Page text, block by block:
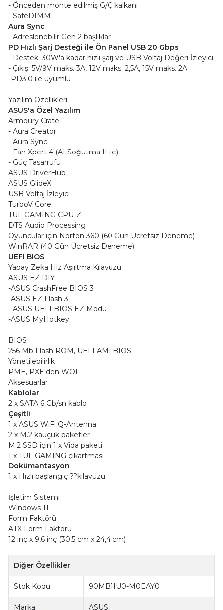
- Önceden monte edilmiş G/Ç kalkanı
- SafeDIMM
Aura Sync
- Adreslenebilir Gen 2 başlıkları
PD Hızlı Şarj Desteği ile Ön Panel USB 20 Gbps
- Destek: 30W'a kadar hızlı şarj ve USB Voltaj Değeri İzleyici
- Çıkış: 5V/9V maks. 3A, 12V maks. 2,5A, 15V maks. 2A
-PD3.0 ile uyumlu
Yazılım Özellikleri
ASUS'a Özel Yazılım
Armoury Crate
- Aura Creator
- Aura Sync
- Fan Xpert 4 (AI Soğutma II ile)
- Güç Tasarrufu
ASUS DriverHub
ASUS GlideX
USB Voltaj İzleyici
TurboV Core
TUF GAMING CPU-Z
DTS Audio Processing
Oyuncular için Norton 360 (60 Gün Ücretsiz Deneme)
WinRAR (40 Gün Ücretsiz Deneme)
UEFI BIOS
Yapay Zeka Hız Aşırtma Kılavuzu
ASUS EZ DIY
-ASUS CrashFree BIOS 3
-ASUS EZ Flash 3
- ASUS UEFI BIOS EZ Modu
-ASUS MyHotkey
BIOS
256 Mb Flash ROM, UEFI AMI BIOS
Yönetilebilirlik
PME, PXE'den WOL
Aksesuarlar
Kablolar
2 x SATA 6 Gb/sn kablo
Çeşitli
1 x ASUS WiFi Q-Antenna
2 x M.2 kauçuk paketler
M.2 SSD için 1 x Vida paketi
1 x TUF GAMING çıkartması
Dokümantasyon
1 x Hızlı başlangıç ??kılavuzu
İşletim Sistemi
Windows 11
Form Faktörü
ATX Form Faktörü
12 inç x 9,6 inç (30,5 cm x 24,4 cm)
Diğer Özellikler
Stok Kodu 90MB1IU0-M0EAY0
Marka ASUS